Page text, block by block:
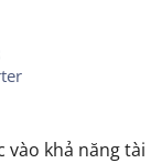
vào khả năng tài